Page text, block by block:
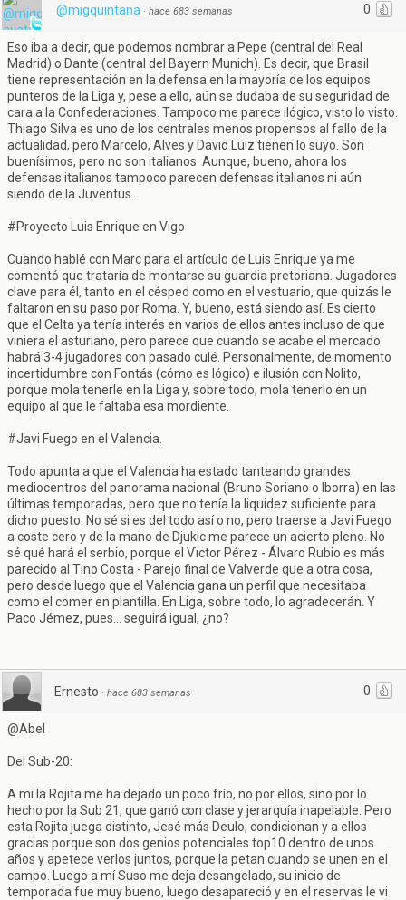
0
@migquintana · hace 683 semanas
Eso iba a decir, que podemos nombrar a Pepe (central del Real
Madrid) o Dante (central del Bayern Munich). Es decir, que Brasil
tiene representación en la defensa en la mayoría de los equipos
punteros de la Liga y, pese a ello, aún se dudaba de su seguridad de
cara a la Confederaciones. Tampoco me parece ilógico, visto lo visto.
Thiago Silva es uno de los centrales menos propensos al fallo de la
actualidad, pero Marcelo, Alves y David Luiz tienen lo suyo. Son
buenísimos, pero no son italianos. Aunque, bueno, ahora los
defensas italianos tampoco parecen defensas italianos ni aún
siendo de la Juventus.
#Proyecto Luis Enrique en Vigo
Cuando hablé con Marc para el artículo de Luis Enrique ya me
comentó que trataría de montarse su guardia pretoriana. Jugadores
clave para él, tanto en el césped como en el vestuario, que quizás le
faltaron en su paso por Roma. Y, bueno, está siendo así. Es cierto
que el Celta ya tenía interés en varios de ellos antes incluso de que
viniera el asturiano, pero parece que cuando se acabe el mercado
habrá 3-4 jugadores con pasado culé. Personalmente, de momento
incertidumbre con Fontás (cómo es lógico) e ilusión con Nolito,
porque mola tenerle en la Liga y, sobre todo, mola tenerlo en un
equipo al que le faltaba esa mordiente.
#Javi Fuego en el Valencia.
Todo apunta a que el Valencia ha estado tanteando grandes
mediocentros del panorama nacional (Bruno Soriano o Iborra) en las
últimas temporadas, pero que no tenía la liquidez suficiente para
dicho puesto. No sé si es del todo así o no, pero traerse a Javi Fuego
a coste cero y de la mano de Djukic me parece un acierto pleno. No
sé qué hará el serbio, porque el Vïctor Pérez - Álvaro Rubio es más
parecido al Tino Costa - Parejo final de Valverde que a otra cosa,
pero desde luego que el Valencia gana un perfil que necesitaba
como el comer en plantilla. En Liga, sobre todo, lo agradecerán. Y
Paco Jémez, pues... seguirá igual, ¿no?
0
Ernesto · hace 683 semanas
@Abel
Del Sub-20:
A mi la Rojita me ha dejado un poco frío, no por ellos, sino por lo
hecho por la Sub 21, que ganó con clase y jerarquía inapelable. Pero
esta Rojita juega distinto, Jesé más Deulo, condicionan y a ellos
gracias porque son dos genios potenciales top10 dentro de unos
años y apetece verlos juntos, porque la petan cuando se unen en el
campo. Luego a mí Suso me deja desangelado, su inicio de
temporada fue muy bueno, luego desapareció y en el reservas le vi